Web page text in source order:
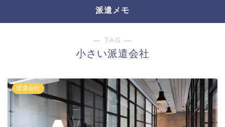
派遣メモ
― TAG ―
小さい派遣会社
派遣会社